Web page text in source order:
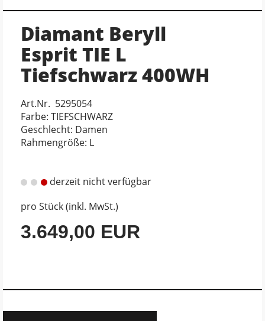
Diamant Beryll
Esprit TIE L
Tiefschwarz 400WH
Art.Nr. 5295054
Farbe: TIEFSCHWARZ
Geschlecht: Damen
Rahmengröße: L
derzeit nicht verfügbar
pro Stück (inkl. MwSt.)
3.649,00 EUR